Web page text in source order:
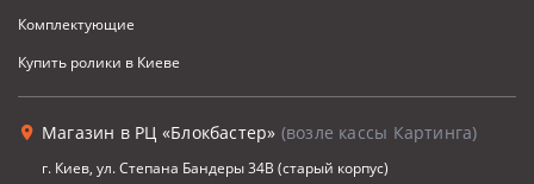
Комплектующие
Купить ролики в Киеве
Магазин в РЦ «Блокбастер» (возле кассы Картинга)
г. Киев, ул. Степана Бандеры 34В (старый корпус)